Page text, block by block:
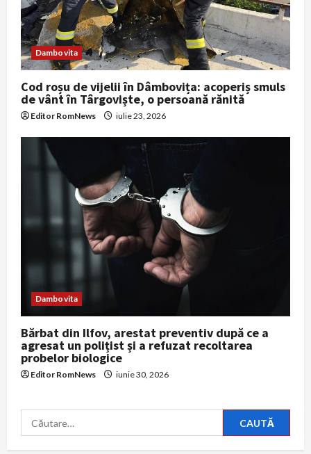
Dambovita
Cod roșu de vijelii în Dâmbovița: acoperiș smuls
de vânt în Târgoviște, o persoană rănită
Editor RomNews iulie 23, 2026
Dambovita
Bărbat din Ilfov, arestat preventiv după ce a
agresat un polițist și a refuzat recoltarea
probelor biologice
Editor RomNews iunie 30, 2026
Caută
după: